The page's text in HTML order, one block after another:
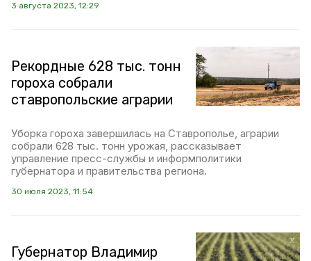
3 августа 2023, 12:29
Рекордные 628 тыс. тонн
гороха собрали
ставропольские аграрии
Уборка гороха завершилась на Ставрополье, аграрии
собрали 628 тыс. тонн урожая, рассказывает
управление пресс-службы и информполитики
губернатора и правительства региона.
30 июля 2023, 11:54
Губернатор Владимир